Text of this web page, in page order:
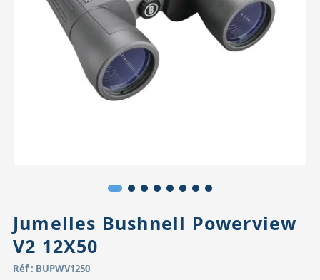
Accessoires pour montures
Têtes
Pièces détachées
Jumelles Bushnell Powerview
V2 12X50
Réf : BUPWV1250